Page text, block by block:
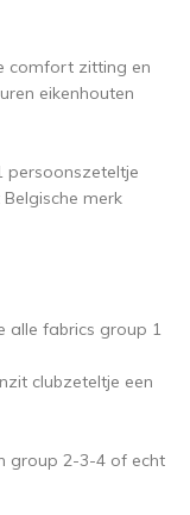
comfort zitting en
eikenhouten
persoonszeteltje
merk
alle fabrics group 1
clubzeteltje een
group 2-3-4 of echt